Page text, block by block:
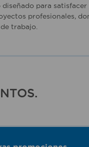
para
profesionales,
trabajo.